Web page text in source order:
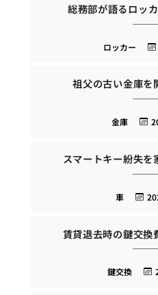
総務部が語るロッ
ロッカー
祖父の古い金庫を
金庫
スマートキー紛失
車
賃貸退去時の鍵交換
鍵交換